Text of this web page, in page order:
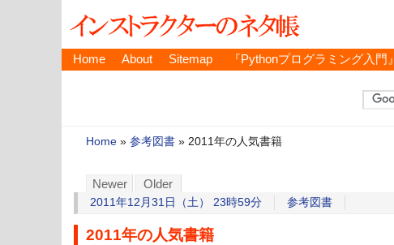
Home About Sitemap 『Pythonプログラミング入門』
Home » 参考図書 » 2011年の人気書籍
Newer Older
2011年12月31日（土） 23時59分 参考図書
2011年の人気書籍